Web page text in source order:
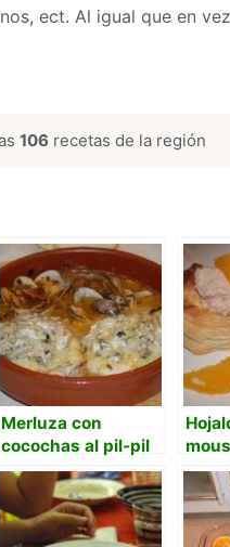
ect. Al igual que en
106 recetas de la región
Merluza con
cocochas al pil-pil
y